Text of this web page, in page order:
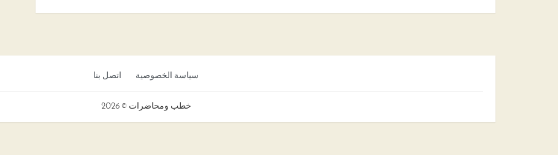
سياسة الخصوصية اتصل بنا
خطب ومحاضرات © 2026